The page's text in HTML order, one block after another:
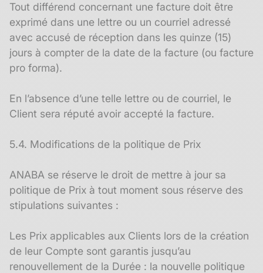
Tout différend concernant une facture doit être
exprimé dans une lettre ou un courriel adressé
avec accusé de réception dans les quinze (15)
jours à compter de la date de la facture (ou facture
pro forma).
En l’absence d’une telle lettre ou de courriel, le
Client sera réputé avoir accepté la facture.
5.4. Modifications de la politique de Prix
ANABA se réserve le droit de mettre à jour sa
politique de Prix à tout moment sous réserve des
stipulations suivantes :
Les Prix applicables aux Clients lors de la création
de leur Compte sont garantis jusqu’au
renouvellement de la Durée : la nouvelle politique